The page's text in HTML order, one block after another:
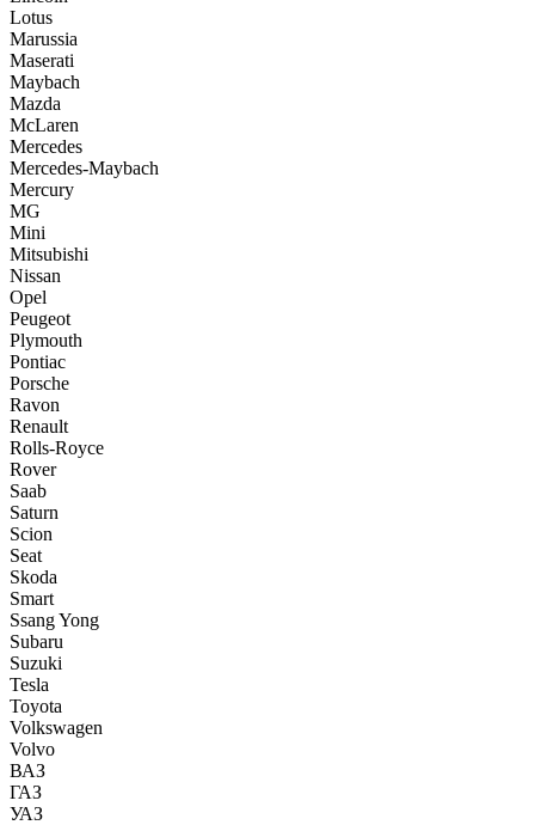
Lotus
Marussia
Maserati
Maybach
Mazda
McLaren
Mercedes
Mercedes-Maybach
Mercury
MG
Mini
Mitsubishi
Nissan
Opel
Peugeot
Plymouth
Pontiac
Porsche
Ravon
Renault
Rolls-Royce
Rover
Saab
Saturn
Scion
Seat
Skoda
Smart
Ssang Yong
Subaru
Suzuki
Tesla
Toyota
Volkswagen
Volvo
ВАЗ
ГАЗ
УАЗ